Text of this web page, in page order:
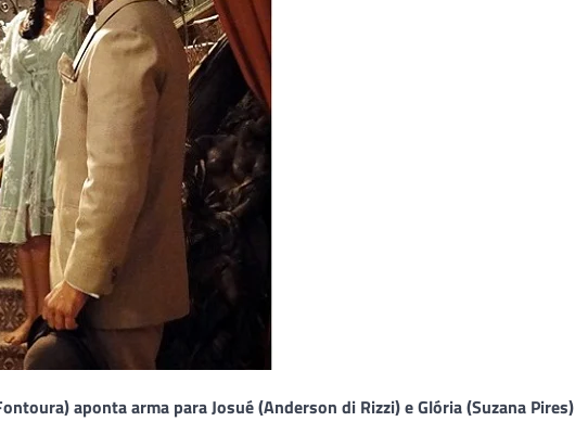
aponta arma para Josué (Anderson di Rizzi) e Glória (Suzana Pires)